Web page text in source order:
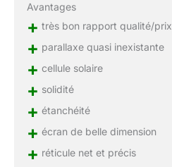
Avantages
+ très bon rapport qualité/prix
+ parallaxe quasi inexistante
+ cellule solaire
+ solidité
+ étanchéité
+ écran de belle dimension
+ réticule net et précis